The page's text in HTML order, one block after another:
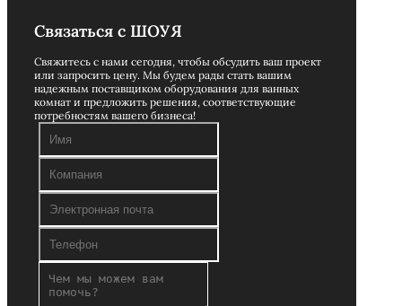
Связаться с ШОУЯ
Свяжитесь с нами сегодня, чтобы обсудить ваш проект
или запросить цену. Мы будем рады стать вашим
надежным поставщиком оборудования для ванных
комнат и предложить решения, соответствующие
потребностям вашего бизнеса!